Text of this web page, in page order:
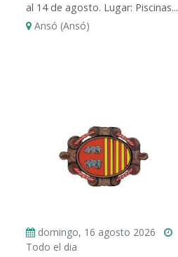
al 14 de agosto. Lugar: Piscinas...
Ansó (Ansó)
domingo, 16 agosto 2026
Todo el dia